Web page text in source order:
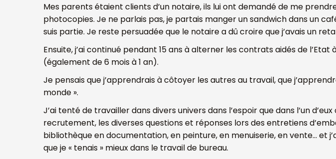
Mes parents étaient clients d’un notaire, ils lui ont demandé de me
photocopies. Je ne parlais pas, je partais manger un sandwich dans un
suis partie. Je reste persuadée que le notaire a dû croire que j’avais un
Ensuite, j’ai continué pendant 15 ans à alterner les contrats aidés de
(également de 6 mois à 1 an).
Je pensais que j’apprendrais à côtoyer les autres au travail, que
monde ».
J’ai tenté de travailler dans divers univers dans l’espoir que dans l’un
recrutement, les diverses questions et réponses lors des entretiens
bibliothèque en documentation, en peinture, en menuiserie, en vente… et
que je « tenais » mieux dans le travail de bureau.